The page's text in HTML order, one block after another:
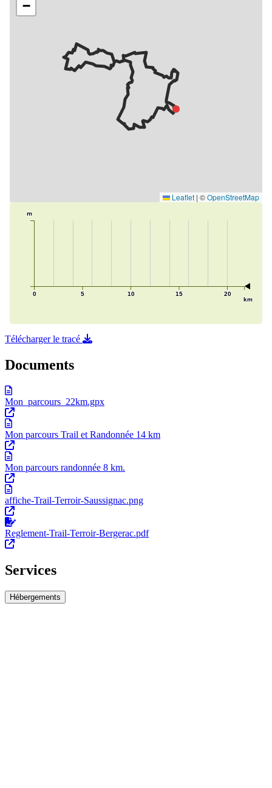
Télécharger le tracé
Documents
Mon_parcours_22km.gpx
Mon parcours Trail et Randonnée 14 km
Mon parcours randonnée 8 km.
affiche-Trail-Terroir-Saussignac.png
Reglement-Trail-Terroir-Bergerac.pdf
Services
Hébergements